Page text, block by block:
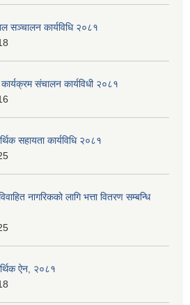
सञ्चालन कार्यविधि २०८१
संचालन कार्यविधी २०८१
सहायता कार्यविधि २०८१
नागरिकको लागि भत्ता वितरण सम्बन्धि
ऐन, २०८१